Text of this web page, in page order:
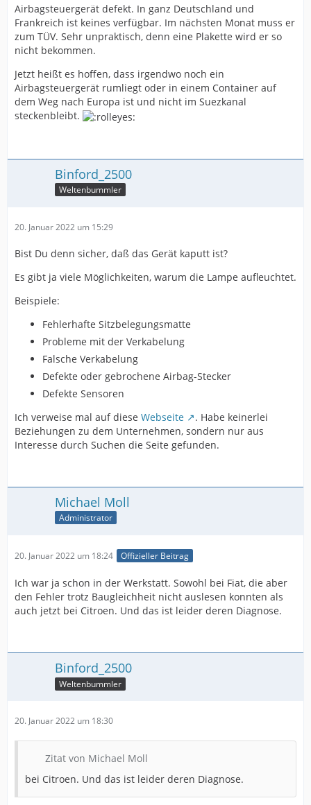
Airbagsteuergerät defekt. In ganz Deutschland und
Frankreich ist keines verfügbar. Im nächsten Monat muss er
zum TÜV. Sehr unpraktisch, denn eine Plakette wird er so
nicht bekommen.
Jetzt heißt es hoffen, dass irgendwo noch ein
Airbagsteuergerät rumliegt oder in einem Container auf
dem Weg nach Europa ist und nicht im Suezkanal
steckenbleibt.
Binford_2500
Weltenbummler
20. Januar 2022 um 15:29
Bist Du denn sicher, daß das Gerät kaputt ist?
Es gibt ja viele Möglichkeiten, warum die Lampe aufleuchtet.
Beispiele:
Fehlerhafte Sitzbelegungsmatte
Probleme mit der Verkabelung
Falsche Verkabelung
Defekte oder gebrochene Airbag-Stecker
Defekte Sensoren
Ich verweise mal auf diese Webseite
. Habe keinerlei
Beziehungen zu dem Unternehmen, sondern nur aus
Interesse durch Suchen die Seite gefunden.
Michael Moll
Administrator
20. Januar 2022 um 18:24 Offizieller Beitrag
Ich war ja schon in der Werkstatt. Sowohl bei Fiat, die aber
den Fehler trotz Baugleichheit nicht auslesen konnten als
auch jetzt bei Citroen. Und das ist leider deren Diagnose.
Binford_2500
Weltenbummler
20. Januar 2022 um 18:30
Zitat von Michael Moll
bei Citroen. Und das ist leider deren Diagnose.